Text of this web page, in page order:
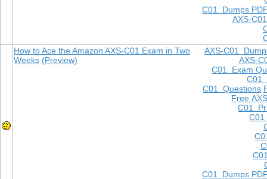
C01 Dumps
AXS-
AXS-C01
AXS-
C01 Exam
C01
C01 Questions
Free
C01
C01
C01 Dumps
How to Ace the Amazon AXS-C01 Exam in Two
Weeks (Preview)